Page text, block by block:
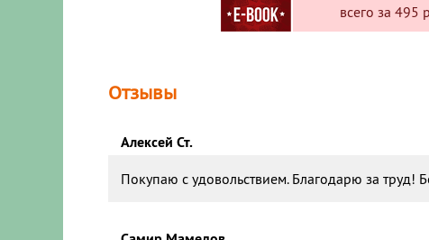
всего за 495
Отзывы
Алексей Ст.
Покупаю с удовольствием. Благодарю за труд!